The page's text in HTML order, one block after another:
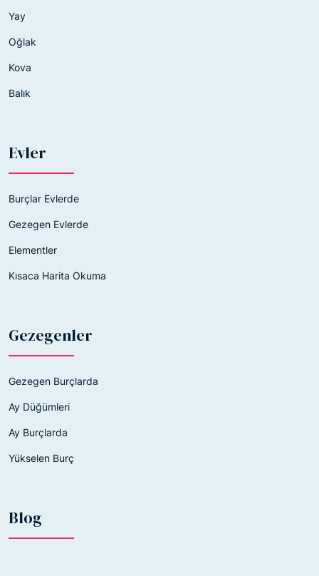
Yay
Oğlak
Kova
Balık
Evler
Burçlar Evlerde
Gezegen Evlerde
Elementler
Kısaca Harita Okuma
Gezegenler
Gezegen Burçlarda
Ay Düğümleri
Ay Burçlarda
Yükselen Burç
Blog